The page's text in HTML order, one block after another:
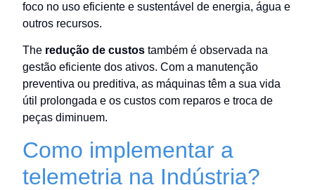
foco no uso eficiente e sustentável de energia, água e
outros recursos.
The redução de custos também é observada na
gestão eficiente dos ativos. Com a manutenção
preventiva ou preditiva, as máquinas têm a sua vida
útil prolongada e os custos com reparos e troca de
peças diminuem.
Como implementar a
telemetria na Indústria?